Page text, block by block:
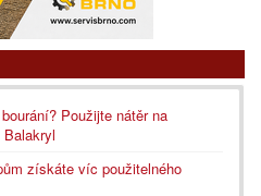
Použijte nátěr na
získáte víc použitelného